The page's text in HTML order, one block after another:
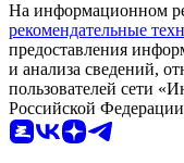
На информационном
рекомендательные
предоставления
и анализа сведений,
пользователей сети
Российской